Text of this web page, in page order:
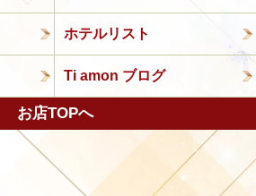
ホテルリスト
Ti amon ブログ
お店TOPへ